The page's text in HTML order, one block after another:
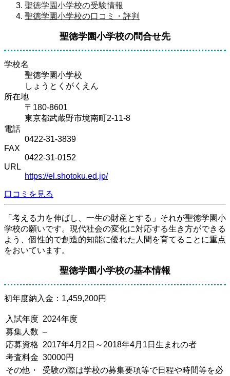
聖徳学園小学校の受験情報
聖徳学園小学校の口コミ・評判
聖徳学園小学校の問合せ先
学校名
聖徳学園小学校
しょうとくがくえん
所在地
〒180-8601
東京都武蔵野市境南町2-11-8
電話
0422-31-3839
FAX
0422-31-0152
URL
https://el.shotoku.ed.jp/
口コミを見る
「考える力を伸ばし、一生の財産とする」それが聖徳学園小
学校の願いです。現代社会の変化に対応する生き方ができる
よう、個性的で創造的知能に優れた人間を育てることに重点
をおいています。
聖徳学園小学校の基本情報
初年度納入金 ：1,459,200円
入試年度 2024年度
募集人数 –
応募資格 2017年4月2日～2018年4月1日生まれの者
考査料金 30000円
その他・
受験の際は学校の募集要項等で日程や時間等を必